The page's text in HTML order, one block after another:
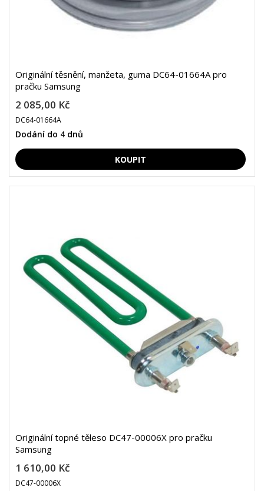
Originální těsnění, manžeta, guma DC64-01664A pro
pračku Samsung
2 085,00 Kč
DC64-01664A
Dodání do 4 dnů
Originální topné těleso DC47-00006X pro pračku
Samsung
1 610,00 Kč
DC47-00006X